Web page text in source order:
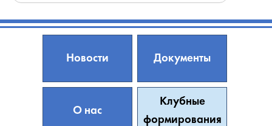
Новости Документы
О нас
Клубные
формирования